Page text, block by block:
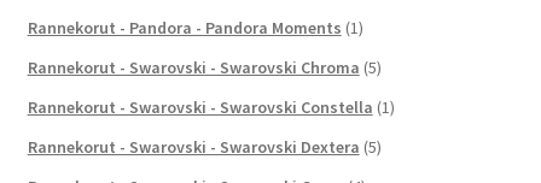
Rannekorut - Pandora - Pandora Moments (1)
Rannekorut - Swarovski - Swarovski Chroma (5)
Rannekorut - Swarovski - Swarovski Constella (1)
Rannekorut - Swarovski - Swarovski Dextera (5)